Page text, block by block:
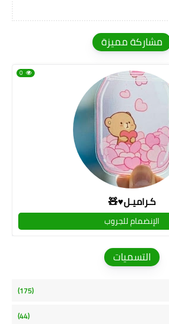
مشاركة مميزة
كـراميـل♥🧸
0
الإنضمام للجروب
التسميات
(175)
(44)